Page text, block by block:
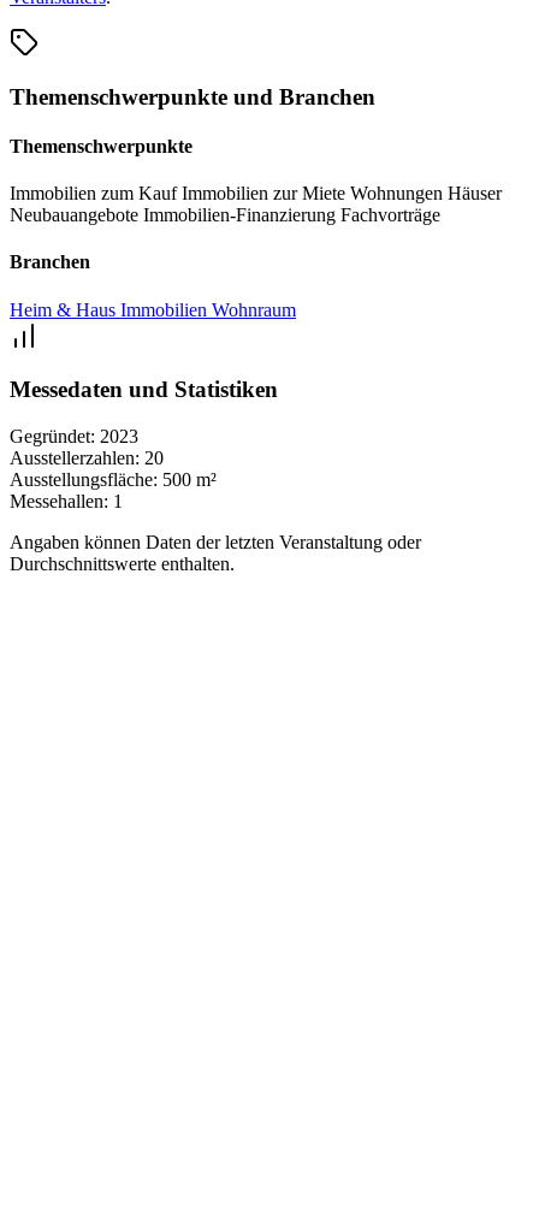
Themenschwerpunkte und Branchen
Themenschwerpunkte
Immobilien zum KaufImmobilien zur Miete Wohnungen Häuser
Neubauangebote Immobilien-Finanzierung Fachvorträge
Branchen
Heim & Haus Immobilien Wohnraum
Messedaten und Statistiken
Gegründet: 2023
Ausstellerzahlen: 20
Ausstellungsfläche: 500 m²
Messehallen: 1
Angaben können Daten der letzten Veranstaltung oder
Durchschnittswerte enthalten.